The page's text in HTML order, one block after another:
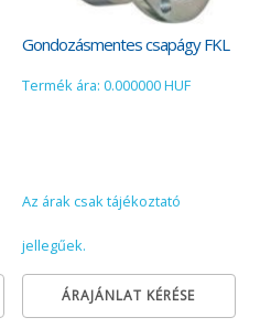
Gondozásmentes csapágy FKL
Termék ára: 0.000000 HUF
Az árak csak tájékoztató
jellegűek.
ÁRAJÁNLAT KÉRÉSE